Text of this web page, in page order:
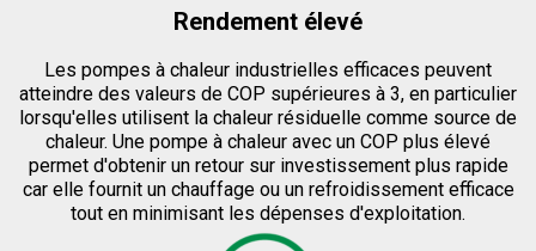
Rendement élevé
Les pompes à chaleur industrielles efficaces peuvent
atteindre des valeurs de COP supérieures à 3, en particulier
lorsqu'elles utilisent la chaleur résiduelle comme source de
chaleur. Une pompe à chaleur avec un COP plus élevé
permet d'obtenir un retour sur investissement plus rapide
car elle fournit un chauffage ou un refroidissement efficace
tout en minimisant les dépenses d'exploitation.